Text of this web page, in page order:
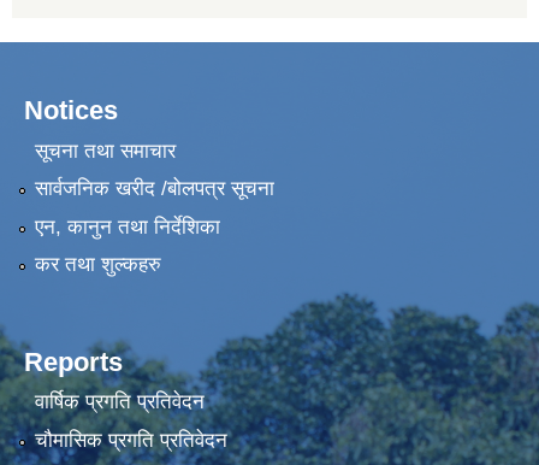
Notices
सूचना तथा समाचार
सार्वजनिक खरीद /बोलपत्र सूचना
एन, कानुन तथा निर्देशिका
कर तथा शुल्कहरु
Reports
वार्षिक प्रगति प्रतिवेदन
चौमासिक प्रगति प्रतिवेदन